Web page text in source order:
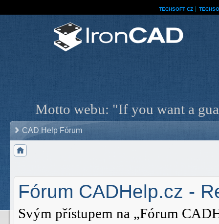
TECHSOFT CZ
Motto webu: "If you want a
CAD Help Fórum
Fórum CADHelp.cz -
Svým přístupem na „Fórum